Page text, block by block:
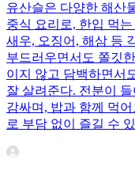
유산슬은 다양한 해산
중식 요리로, 한입 먹
새우, 오징어, 해삼 등
부드러우면서도 쫄깃
이지 않고 담백하면서
잘 살려준다. 전분이
감싸며, 밥과 함께 먹
로 부담 없이 즐길 수